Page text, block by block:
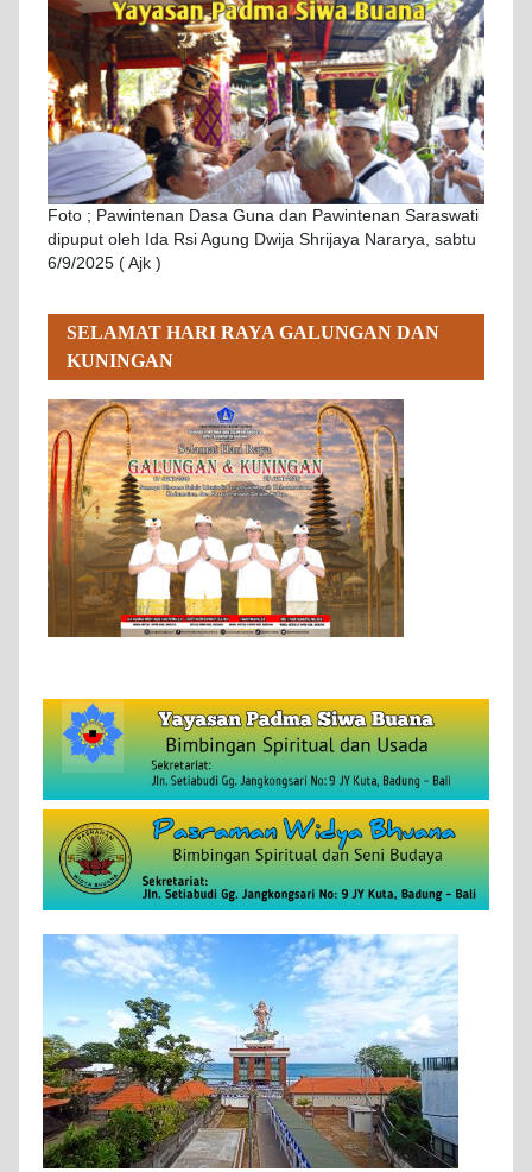
Foto ; Pawintenan Dasa Guna dan Pawintenan Saraswati
dipuput oleh Ida Rsi Agung Dwija Shrijaya Nararya, sabtu
6/9/2025 ( Ajk )
SELAMAT HARI RAYA GALUNGAN DAN
KUNINGAN